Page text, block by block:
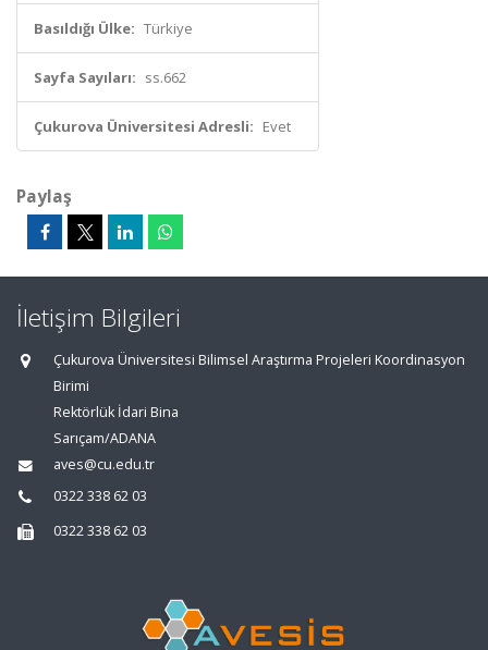
Basıldığı Ülke: Türkiye
Sayfa Sayıları: ss.662
Çukurova Üniversitesi Adresli: Evet
Paylaş
İletişim Bilgileri
Çukurova Üniversitesi Bilimsel Araştırma Projeleri Koordinasyon
Birimi
Rektörlük İdari Bina
Sarıçam/ADANA
aves@cu.edu.tr
0322 338 62 03
0322 338 62 03